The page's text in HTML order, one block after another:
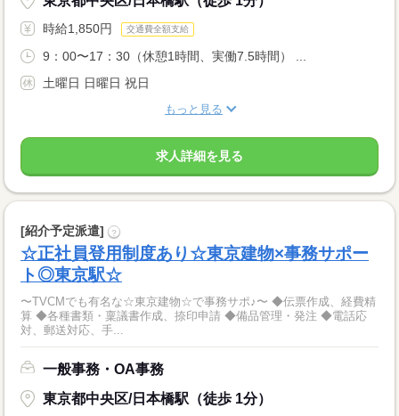
時給1,850円 交通費全額支給
9：00〜17：30（休憩1時間、実働7.5時間） ...
土曜日 日曜日 祝日
もっと見る
求人詳細を見る
[紹介予定派遣] ?
☆正社員登用制度あり☆東京建物×事務サポー
ト◎東京駅☆
〜TVCMでも有名な☆東京建物☆で事務サポ♪〜 ◆伝票作成、経費精
算 ◆各種書類・稟議書作成、捺印申請 ◆備品管理・発注 ◆電話応
対、郵送対応、手...
一般事務・OA事務
東京都中央区/日本橋駅（徒歩 1分）